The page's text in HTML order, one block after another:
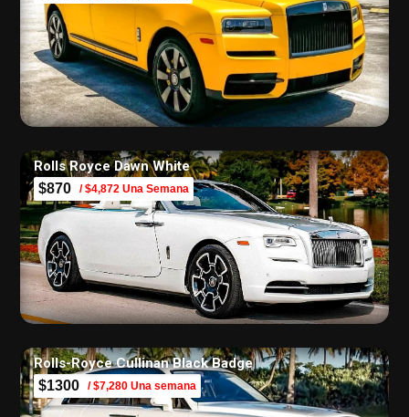
Rolls Royce Dawn White
$870 / $4,872 Una Semana
Rolls-Royce Cullinan Black Badge
$1300 / $7,280 Una semana